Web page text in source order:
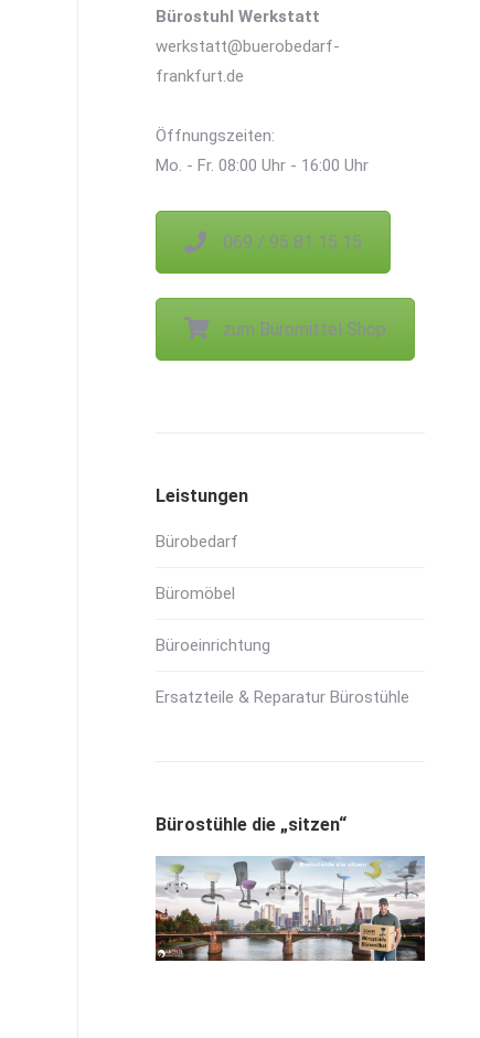
Bürostuhl Werkstatt
werkstatt@buerobedarf-
frankfurt.de
Öffnungszeiten:
Mo. - Fr. 08:00 Uhr - 16:00 Uhr
069 / 95 81 15 15
zum Büromittel Shop
Leistungen
Bürobedarf
Büromöbel
Büroeinrichtung
Ersatzteile & Reparatur Bürostühle
Bürostühle die „sitzen“